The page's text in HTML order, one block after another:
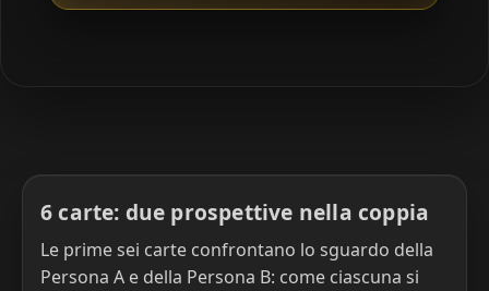
6 carte: due prospettive nella coppia
Le prime sei carte confrontano lo sguardo della
Persona A e della Persona B: come ciascuna si